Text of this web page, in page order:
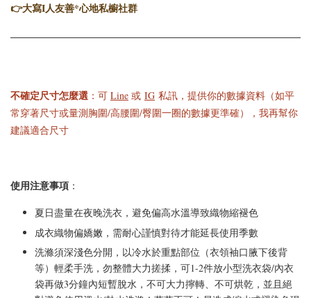
👉大寫I人友善*心地私櫥社群
不確定尺寸怎麼選 ：可 Line 或 IG 私訊，提供你的數據資料（如平
常穿著尺寸或量測胸圍/高腰圍/臀圍一圈的數據更準確），我再幫你
建議適合尺寸
使用注意事項 ：
夏日盡量在夜晚洗衣，避免偏高水溫導致織物縮褪色
成衣織物偏嬌嫩，需耐心謹慎對待才能延長使用季數
洗滌須深淺色分開，以冷水於重點部位（衣領袖口腋下後背
等）輕柔手洗，勿整體大力搓揉，可1-2件放小型洗衣袋/內衣
袋再做3分鐘內短暫脫水，不可大力擰轉、不可烘乾，並且絕